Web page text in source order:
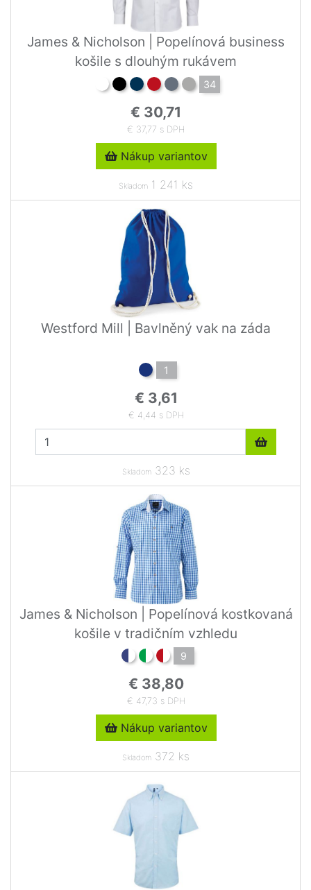
James & Nicholson | Popelínová business
košile s dlouhým rukávem
34
€ 30,71
€ 37,77 s DPH
Nákup variantov
Skladom 1 241 ks
Westford Mill | Bavlněný vak na záda
1
€ 3,61
€ 4,44 s DPH
Skladom323 ks
James & Nicholson | Popelínová kostkovaná
košile v tradičním vzhledu
9
€ 38,80
€ 47,73 s DPH
Nákup variantov
Skladom 372 ks